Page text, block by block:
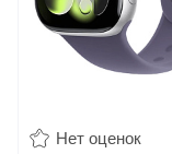
Нет оценок